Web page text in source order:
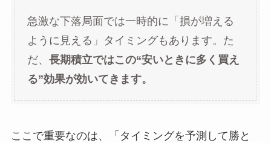
急激な下落局面では一時的に「損が増える
ように見える」タイミングもあります。た
だ、 長期積立ではこの“安いときに多く買え
る”効果が効いてきます。
ここで重要なのは、「タイミングを予測して勝と